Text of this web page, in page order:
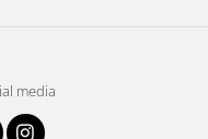
media